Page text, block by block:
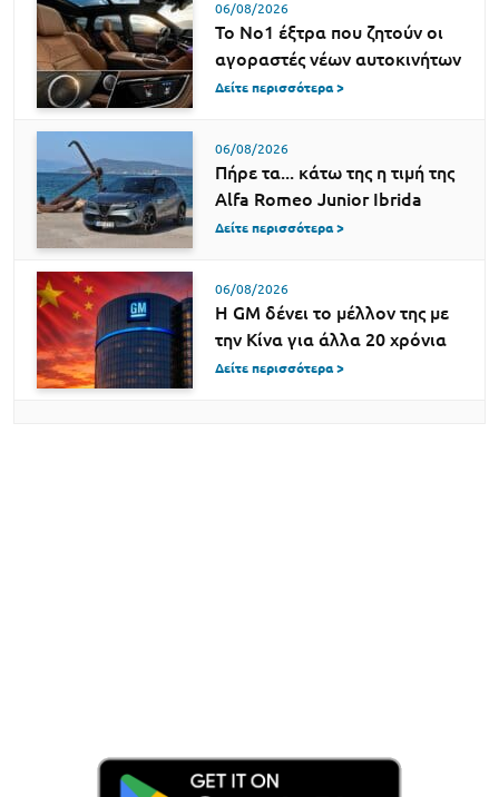
06/08/2026
Το Νο1 έξτρα που ζητούν οι
αγοραστές νέων αυτοκινήτων
Δείτε περισσότερα >
06/08/2026
Πήρε τα... κάτω της η τιμή της
Alfa Romeo Junior Ibrida
Δείτε περισσότερα >
06/08/2026
Η GM δένει το μέλλον της με
την Κίνα για άλλα 20 χρόνια
Δείτε περισσότερα >